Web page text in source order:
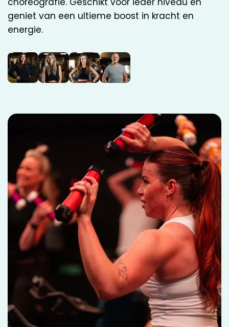
geniet van een ultieme boost in kracht en
energie.